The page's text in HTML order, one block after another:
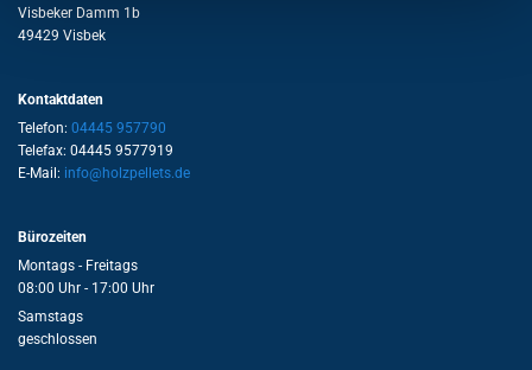
Visbeker Damm 1b
49429 Visbek
Kontaktdaten
Telefon: 04445 957790
Telefax: 04445 9577919
E-Mail: info@holzpellets.de
Bürozeiten
Montags - Freitags
08:00 Uhr - 17:00 Uhr
Samstags
geschlossen